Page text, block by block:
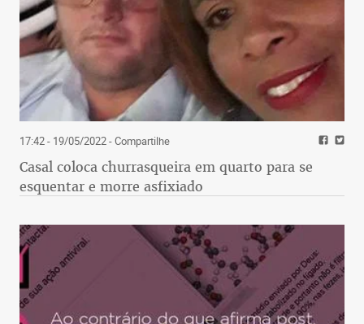
17:42 - 19/05/2022- Compartilhe
Casal coloca churrasqueira em quarto para se
esquentar e morre asfixiado